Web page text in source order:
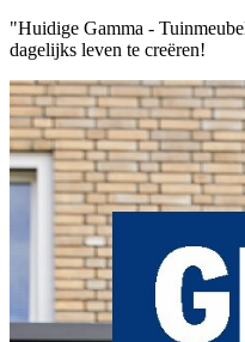
"Huidige Gamma -
dagelijks leven te creëren!